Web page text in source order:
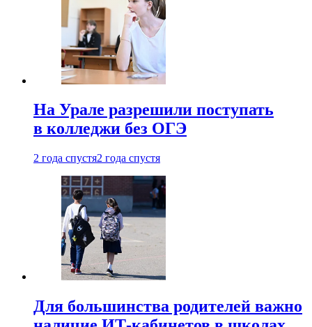
На Урале разрешили поступать
в колледжи без ОГЭ
2 года спустя2 года спустя
Для большинства родителей важно